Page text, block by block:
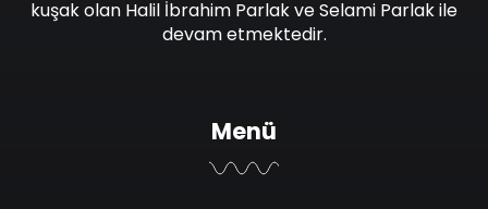
kuşak olan Halil İbrahim Parlak ve Selami Parlak ile
devam etmektedir.
Menü